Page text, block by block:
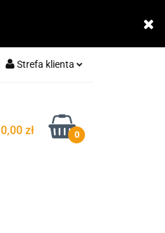
Strefa klienta
Zarejestruj się
Dodaj zgłoszenie
0,00 zł 0